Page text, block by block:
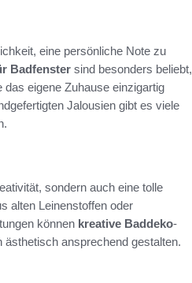
eine persönliche Note zu
Badfenster sind besonders beliebt,
eigene Zuhause einzigartig
Jalousien gibt es viele
sondern auch eine tolle
alten Leinenstoffen oder
können kreative Baddeko-
ansprechend gestalten.